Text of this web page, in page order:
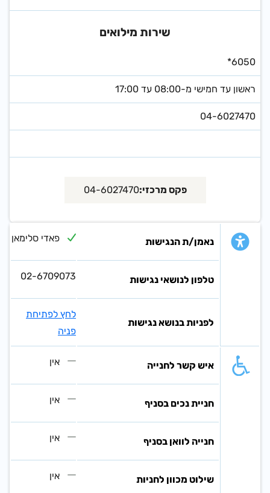
שירות מילואים
*6050
ראשון עד חמישי מ-08:00 עד 17:00
04-6027470
פקס מרכזי:04-6027470
נאמן/ת הנגישות פאדי סלימאן
טלפון לנושאי נגישות 02-6709073
לפניות בנושא נגישות
לחץ לפתיחת
פניה
איש קשר לחנייה אין
חניית נכים בסניף אין
חנייה לוואן בסניף אין
שילוט מכוון לחניות אין